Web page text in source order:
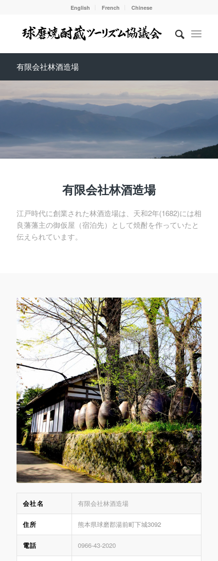
English French Chinese
有限会社林酒造場
有限会社林酒造場
江戸時代に創業された林酒造場は、天和2年(1682)には相
良藩藩主の御仮屋（宿泊先）として焼酎を作っていたと
伝えられています。
会社名 有限会社林酒造場
住所 熊本県球磨郡湯前町下城3092
電話 0966-43-2020